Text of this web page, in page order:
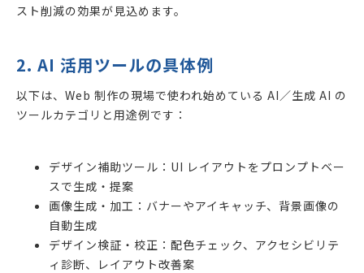
スト削減の効果が見込めます。
2. AI 活用ツールの具体例
以下は、Web 制作の現場で使われ始めている AI／生成 AI の
ツールカテゴリと用途例です：
デザイン補助ツール：UI レイアウトをプロンプトベー
スで生成・提案
画像生成・加工：バナーやアイキャッチ、背景画像の
自動生成
デザイン検証・校正：配色チェック、アクセシビリテ
ィ診断、レイアウト改善案